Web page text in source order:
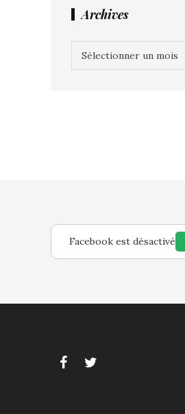
Archives
Facebook est désactivé